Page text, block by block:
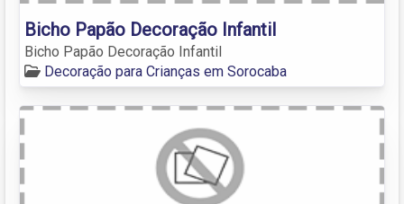
Bicho Papão Decoração Infantil
Bicho Papão Decoração Infantil
Decoração para Crianças em Sorocaba